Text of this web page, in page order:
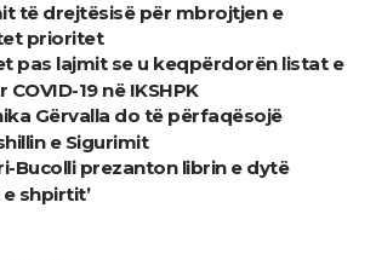
të drejtësisë për mbrojtjen e
prioritet
pas lajmit se u keqpërdorën listat e
19 në IKSHPK
Gërvalla do të përfaqësojë
e Sigurimit
Bucolli prezanton librin e dytë
shpirtit’